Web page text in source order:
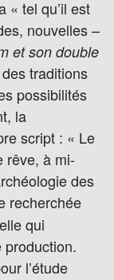
« tel qu’il est
nouvelles –
et son double
traditions
possibilités
la
script : « Le
rêve, à mi-
des
recherchée
qui
production.
l’étude